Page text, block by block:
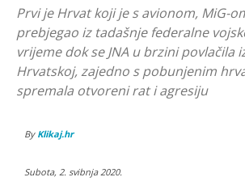
Prvi je Hrvat koji je s avionom, MiG-
prebjegao iz tadašnje federalne
vrijeme dok se JNA u brzini povlačila
Hrvatskoj, zajedno s pobunjenim
spremala otvoreni rat i agresiju
By Klikaj.hr
Subota, 2. svibnja 2020.